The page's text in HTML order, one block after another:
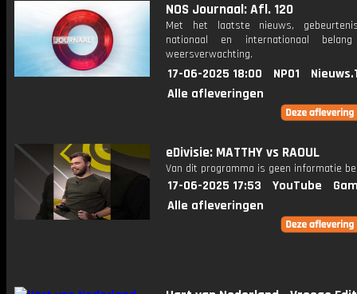
NOS Journaal: Afl. 120
Met het laatste nieuws,
nationaal en internationaal
weersverwachting.
17-06-2025 18:00 NPO1
Alle afleveringen
eDivisie: MATTHY vs RAOUL
Van dit programma is geen informatie
17-06-2025 17:53 YouTube
Alle afleveringen